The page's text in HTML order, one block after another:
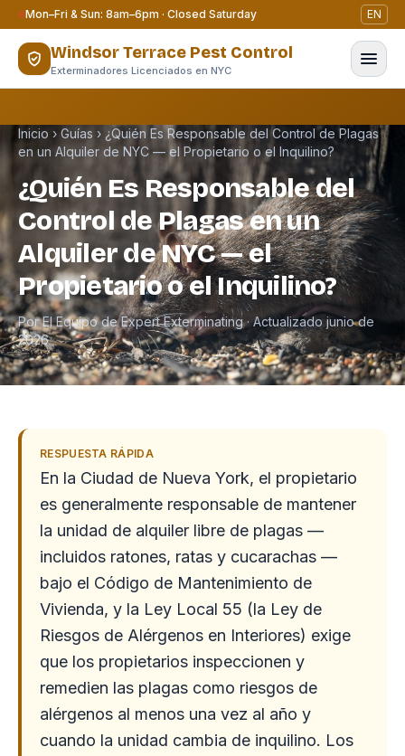
Saltar al contenido
Mon–Fri & Sun: 8am–6pm · Closed Saturday EN
Windsor Terrace Pest Control
Exterminadores Licenciados en NYC
Inicio › Guías › ¿Quién Es Responsable del Control de Plagas
en un Alquiler de NYC — el Propietario o el Inquilino?
¿Quién Es Responsable del
Control de Plagas en un
Alquiler de NYC — el
Propietario o el Inquilino?
Por El Equipo de Expert Exterminating · Actualizado junio de
2026
RESPUESTA RÁPIDA
En la Ciudad de Nueva York, el propietario
es generalmente responsable de mantener
la unidad de alquiler libre de plagas —
incluidos ratones, ratas y cucarachas —
bajo el Código de Mantenimiento de
Vivienda, y la Ley Local 55 (la Ley de
Riesgos de Alérgenos en Interiores) exige
que los propietarios inspeccionen y
remedien las plagas como riesgos de
alérgenos al menos una vez al año y
cuando la unidad cambia de inquilino. Los